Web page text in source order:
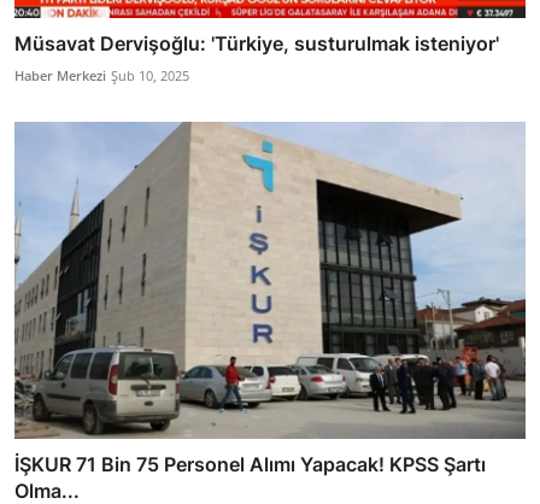
Müsavat Dervişoğlu: 'Türkiye, susturulmak isteniyor'
Haber Merkezi Şub 10, 2025
İŞKUR 71 Bin 75 Personel Alımı Yapacak! KPSS Şartı
Olma...